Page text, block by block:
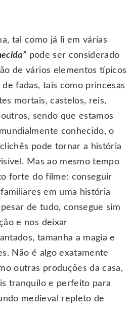
tal como já li em várias
pode ser considerado
de vários elementos típicos
fadas, tais como princesas
mortais, castelos, reis,
sendo que estamos
conhecido, o
pode tornar a história
Mas ao mesmo tempo
forte do filme: conseguir
em uma história
de tudo, consegue sim
e nos deixar
tamanha a magia e
Não é algo exatamente
outras produções da casa,
tranquilo e perfeito para
medieval repleto de